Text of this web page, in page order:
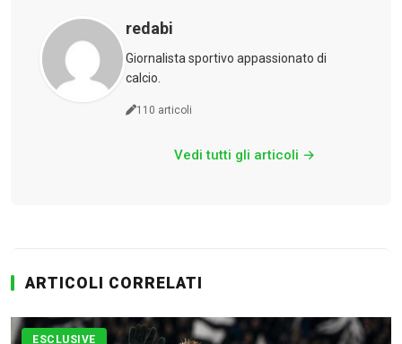
Serie B
redabi
Giornalista sportivo appassionato di
calcio.
110 articoli
Vedi tutti gli articoli →
ARTICOLI CORRELATI
ESCLUSIVE